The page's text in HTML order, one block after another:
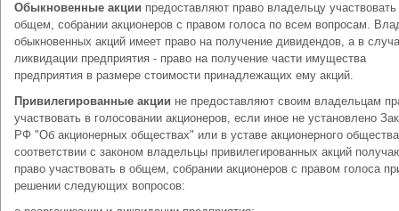
Обыкновенные акции предоставляют право владельцу участвовать
общем, собрании акционеров с правом голоса по всем вопросам.
обыкновенных акций имеет право на получение дивидендов, а в
ликвидации предприятия - право на получение части имущества
предприятия в размере стоимости принадлежащих ему акций.
Привилегированные акции не предоставляют своим владельцам
участвовать в голосовании акционеров, если иное не установлено
РФ "Об акционерных обществах" или в уставе акционерного
соответствии с законом владельцы привилегированных акций
право участвовать в общем, собрании акционеров с правом голоса
решении следующих вопросов: